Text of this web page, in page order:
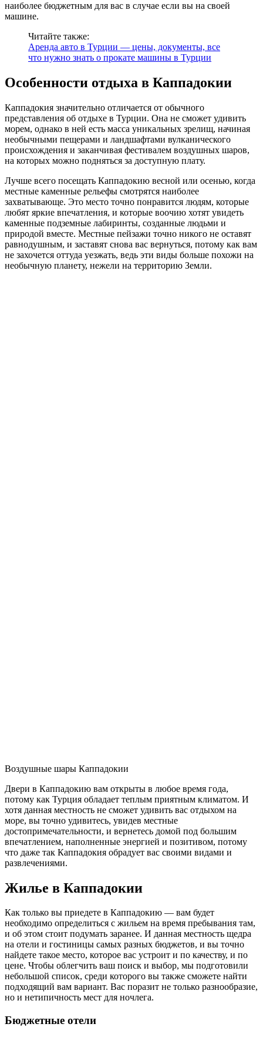
наиболее бюджетным для вас в случае если вы на своей
машине.
Читайте также:
Аренда авто в Турции — цены, документы, все
что нужно знать о прокате машины в Турции
Особенности отдыха в Каппадокии
Каппадокия значительно отличается от обычного
представления об отдыхе в Турции. Она не сможет удивить
морем, однако в ней есть масса уникальных зрелищ, начиная
необычными пещерами и ландшафтами вулканического
происхождения и заканчивая фестивалем воздушных шаров,
на которых можно подняться за доступную плату.
Лучше всего посещать Каппадокию весной или осенью, когда
местные каменные рельефы смотрятся наиболее
захватывающе. Это место точно понравится людям, которые
любят яркие впечатления, и которые воочию хотят увидеть
каменные подземные лабиринты, созданные людьми и
природой вместе. Местные пейзажи точно никого не оставят
равнодушным, и заставят снова вас вернуться, потому как вам
не захочется оттуда уезжать, ведь эти виды больше похожи на
необычную планету, нежели на территорию Земли.
Воздушные шары Каппадокии
Двери в Каппадокию вам открыты в любое время года,
потому как Турция обладает теплым приятным климатом. И
хотя данная местность не сможет удивить вас отдыхом на
море, вы точно удивитесь, увидев местные
достопримечательности, и вернетесь домой под большим
впечатлением, наполненные энергией и позитивом, потому
что даже так Каппадокия обрадует вас своими видами и
развлечениями.
Жилье в Каппадокии
Как только вы приедете в Каппадокию — вам будет
необходимо определиться с жильем на время пребывания там,
и об этом стоит подумать заранее. И данная местность щедра
на отели и гостиницы самых разных бюджетов, и вы точно
найдете такое место, которое вас устроит и по качеству, и по
цене. Чтобы облегчить ваш поиск и выбор, мы подготовили
небольшой список, среди которого вы также сможете найти
подходящий вам вариант. Вас поразит не только разнообразие,
но и нетипичность мест для ночлега.
Бюджетные отели